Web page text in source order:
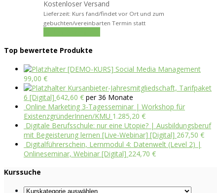
Kostenloser Versand
Lieferzeit: Kurs fand/findet vor Ort und zum
gebuchten/vereinbarten Termin statt
Top bewertete Produkte
[DEMO-KURS] Social Media Management
99,00 €
Kursanbieter-Jahresmitgliedschaft, Tarifpaket
6 [Digital] 642,60 € per 36 Monate
Online Marketing 3-Tagesseminar | Workshop für
ExistenzgründerInnen/KMU 1.285,20 €
Digitale Berufsschule: nur eine Utopie? | Ausbildungsberuf
mit Begeisterung lernen [Live-Webinar] [Digital] 267,50 €
Digitalführerschein, Lernmodul 4: Datenwelt (Level 2) |
Onlineseminar, Webinar [Digital] 224,70 €
Kurssuche